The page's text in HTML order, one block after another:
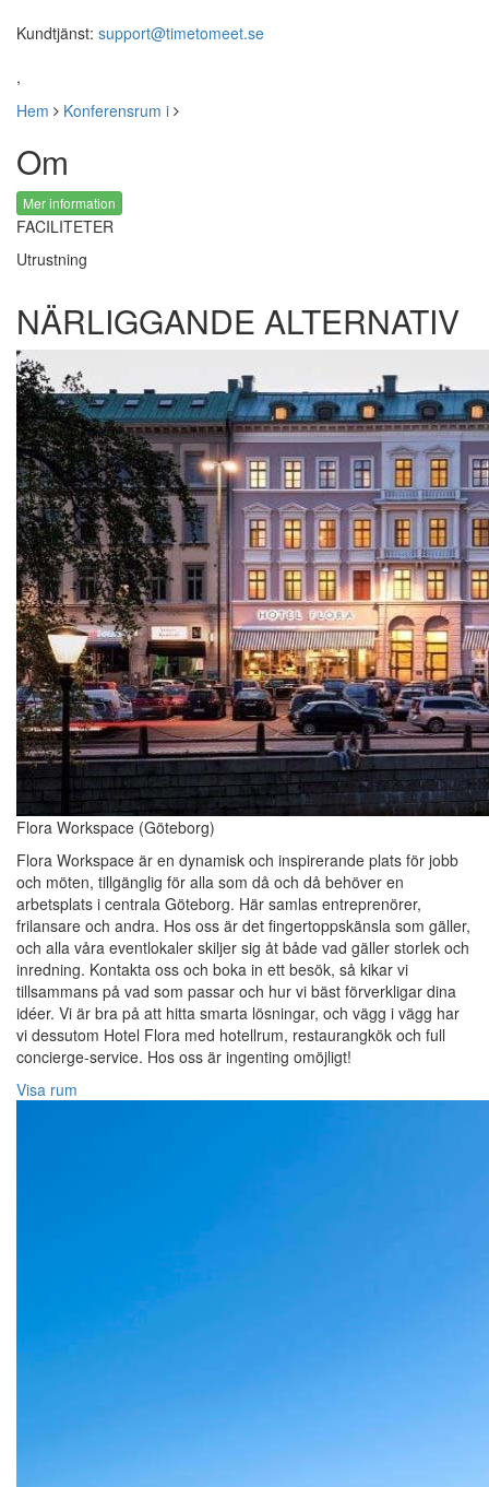
Kundtjänst: support@timetomeet.se
,
Hem
Konferensrum i
Om
Mer information
FACILITETER
Utrustning
NÄRLIGGANDE ALTERNATIV
Flora Workspace (Göteborg)
Flora Workspace är en dynamisk och inspirerande plats för jobb
och möten, tillgänglig för alla som då och då behöver en
arbetsplats i centrala Göteborg. Här samlas entreprenörer,
frilansare och andra. Hos oss är det fingertoppskänsla som gäller,
och alla våra eventlokaler skiljer sig åt både vad gäller storlek och
inredning. Kontakta oss och boka in ett besök, så kikar vi
tillsammans på vad som passar och hur vi bäst förverkligar dina
idéer. Vi är bra på att hitta smarta lösningar, och vägg i vägg har
vi dessutom Hotel Flora med hotellrum, restaurangkök och full
concierge-service. Hos oss är ingenting omöjligt!
Visa rum